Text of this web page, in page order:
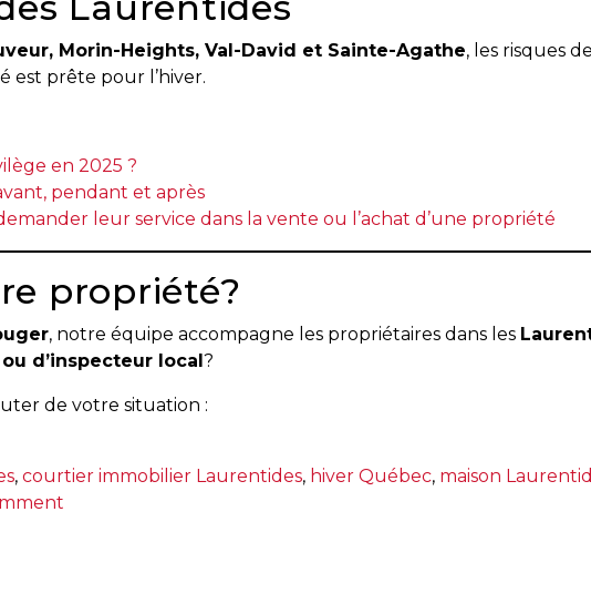
Morin-Heights, Val-David et Sainte-Agathe, les risques de
est prête pour l’hiver.
en 2025 ?
pendant et après
leur service dans la vente ou l’achat d’une propriété
propriété?
, notre équipe accompagne les propriétaires dans les
d’inspecteur local?
de votre situation :
, courtier immobilier Laurentides, hiver Québec, maison